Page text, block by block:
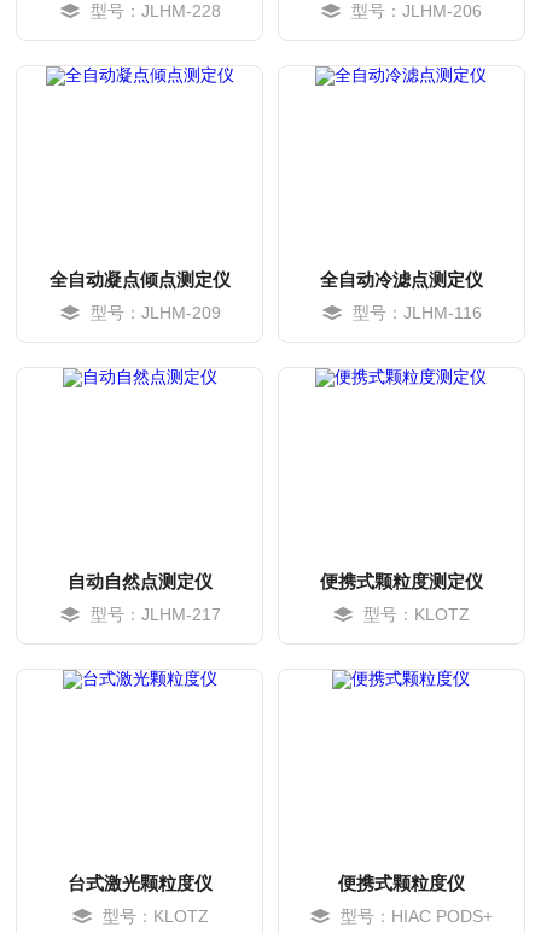
型号：JLHM-228 型号：JLHM-206
全自动凝点倾点测定仪
型号：JLHM-209
全自动冷滤点测定仪
型号：JLHM-116
自动自然点测定仪
型号：JLHM-217
便携式颗粒度测定仪
型号：KLOTZ
台式激光颗粒度仪
型号：KLOTZ
便携式颗粒度仪
型号：HIAC PODS+